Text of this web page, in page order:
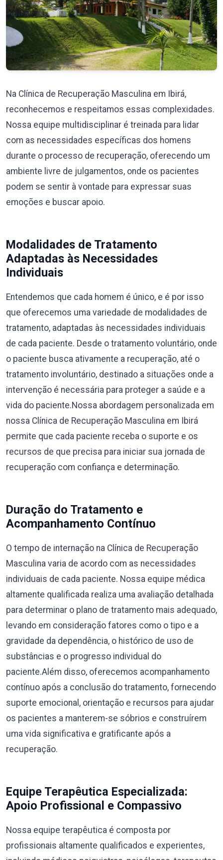
Na Clínica de Recuperação Masculina em Ibirá,
reconhecemos e respeitamos essas complexidades.
Nossa equipe multidisciplinar é treinada para lidar
com as necessidades específicas dos homens
durante o processo de recuperação, oferecendo um
ambiente livre de julgamentos, onde os pacientes
podem se sentir à vontade para expressar suas
emoções e buscar apoio.
Modalidades de Tratamento
Adaptadas às Necessidades
Individuais
Entendemos que cada homem é único, e é por isso
que oferecemos uma variedade de modalidades de
tratamento, adaptadas às necessidades individuais
de cada paciente. Desde o tratamento voluntário, onde
o paciente busca ativamente a recuperação, até o
tratamento involuntário, destinado a situações onde a
intervenção é necessária para proteger a saúde e a
vida do paciente.Nossa abordagem personalizada em
nossa Clínica de Recuperação Masculina em Ibirá
permite que cada paciente receba o suporte e os
recursos de que precisa para iniciar sua jornada de
recuperação com confiança e determinação.
Duração do Tratamento e
Acompanhamento Contínuo
O tempo de internação na Clínica de Recuperação
Masculina varia de acordo com as necessidades
individuais de cada paciente. Nossa equipe médica
altamente qualificada realiza uma avaliação detalhada
para determinar o plano de tratamento mais adequado,
levando em consideração fatores como o tipo e a
gravidade da dependência, o histórico de uso de
substâncias e o progresso individual do
paciente.Além disso, oferecemos acompanhamento
contínuo após a conclusão do tratamento, fornecendo
suporte emocional, orientação e recursos para ajudar
os pacientes a manterem-se sóbrios e construírem
uma vida significativa e gratificante após a
recuperação.
Equipe Terapêutica Especializada:
Apoio Profissional e Compassivo
Nossa equipe terapêutica é composta por
profissionais altamente qualificados e experientes,